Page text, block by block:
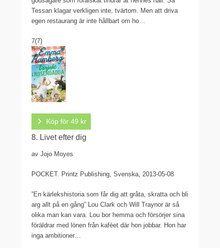
Tessan klagar verkligen inte, tvärtom. Men att driva
egen restaurang är inte hållbart om ho…
7(7)
Köp för 49 kr
8. Livet efter dig
av Jojo Moyes
POCKET. Printz Publishing, Svenska, 2013-05-08
”En kärlekshistoria som får dig att gråta, skratta och bli
arg allt på en gång” Lou Clark och Will Traynor är så
olika man kan vara. Lou bor hemma och försörjer sina
föräldrar med lönen från kaféet där hon jobbar. Hon har
inga ambitioner…